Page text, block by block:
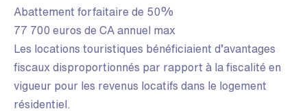
Abattement forfaitaire de 50%
77 700 euros de CA annuel max
Les locations touristiques bénéficiaient d’avantages
fiscaux disproportionnés par rapport à la fiscalité en
vigueur pour les revenus locatifs dans le logement
résidentiel.